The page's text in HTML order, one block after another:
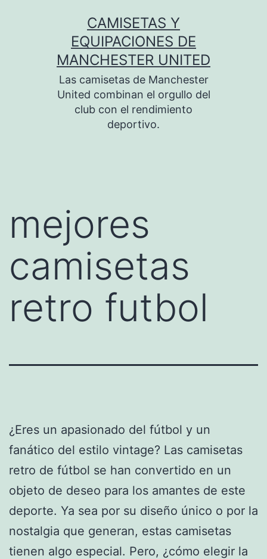
CAMISETAS Y
EQUIPACIONES DE
MANCHESTER UNITED
Las camisetas de Manchester
United combinan el orgullo del
club con el rendimiento
deportivo.
mejores
camisetas
retro futbol
¿Eres un apasionado del fútbol y un
fanático del estilo vintage? Las camisetas
retro de fútbol se han convertido en un
objeto de deseo para los amantes de este
deporte. Ya sea por su diseño único o por la
nostalgia que generan, estas camisetas
tienen algo especial. Pero, ¿cómo elegir la